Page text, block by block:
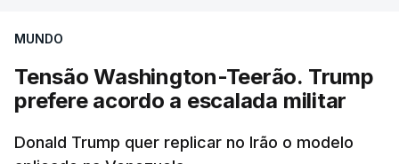
península da Crimeia e os mares Negro e de Azov.
O ataque ucraniano desta noite superou os
recordes anteriores: 556 drones a 17 de maio, 555
Yevrayev, não houve mortos nem feridos em
MUNDO
Tensão Washington-Teerão. Trump
prefere acordo a escalada militar
Donald Trump quer replicar no Irão o modelo